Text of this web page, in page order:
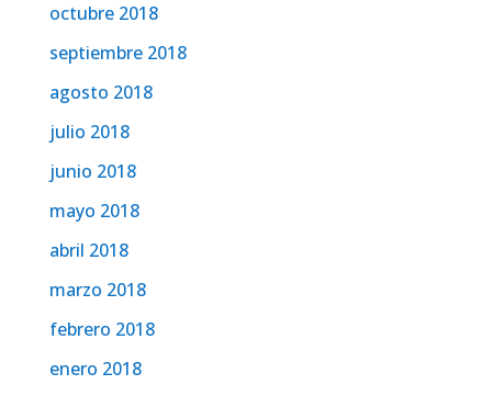
octubre 2018
septiembre 2018
agosto 2018
julio 2018
junio 2018
mayo 2018
abril 2018
marzo 2018
febrero 2018
enero 2018